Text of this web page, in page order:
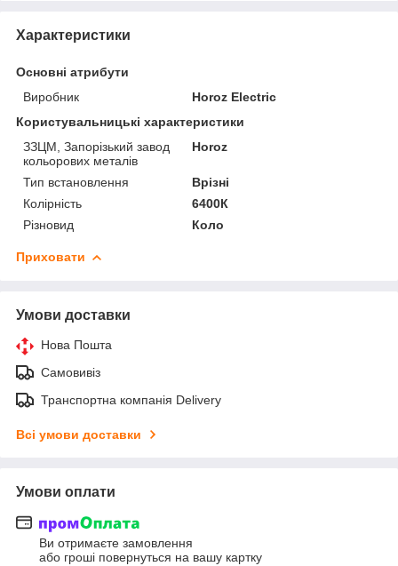
Характеристики
Основні атрибути
Виробник
Horoz Electric
Користувальницькі характеристики
ЗЗЦМ, Запорізький завод
кольорових металів
Horoz
Тип встановлення
Врізні
Колірність
6400К
Різновид
Коло
Приховати
Умови доставки
Нова Пошта
Самовивіз
Транспортна компанія Delivery
Всі умови доставки
Умови оплати
Ви отримаєте замовлення
або гроші повернуться на вашу картку